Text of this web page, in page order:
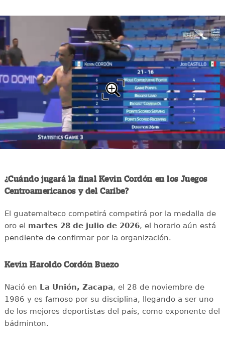
¿Cuándo jugará la final Kevin Cordón en los Juegos
Centroamericanos y del Caribe?
El guatemalteco competirá competirá por la medalla de
oro el martes 28 de julio de 2026, el horario aún está
pendiente de confirmar por la organización.
Kevin Haroldo Cordón Buezo
Nació en La Unión, Zacapa, el 28 de noviembre de
1986 y es famoso por su disciplina, llegando a ser uno
de los mejores deportistas del país, como exponente del
bádminton.